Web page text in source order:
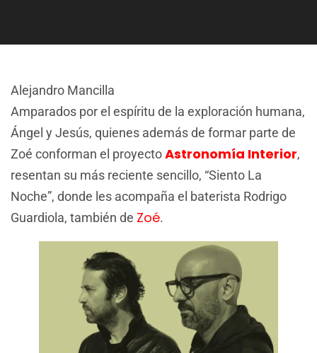
Alejandro Mancilla
Amparados por el espíritu de la exploración humana,
Ángel y Jesús, quienes además de formar parte de
Zoé conforman el proyectoAstronomía Interior,
resentan su más reciente sencillo, “Siento La
Noche”, donde les acompaña el baterista Rodrigo
Guardiola, también de Zoé.